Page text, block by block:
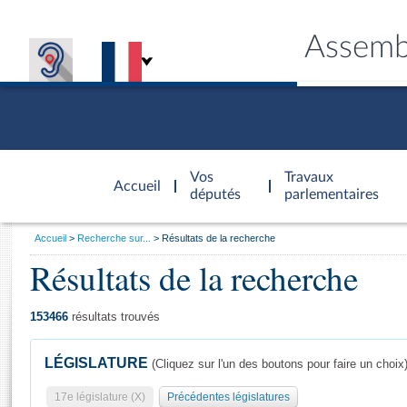
Accueil
d'accueil
Vos
députés
Travaux
parlementaires
Général
Vous
Accueil Recherche sur... Résultats de la recherche
Résultats de la recherche
153466 résultats trouvés
LÉGISLATURE (Cliquez sur l'un des boutons pour faire un choix)
17e législature (X) Précédentes législatures